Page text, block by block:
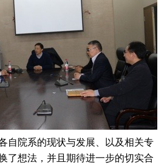
院系的现状与发展、以及相关专
了想法，并且期待进一步的切实合